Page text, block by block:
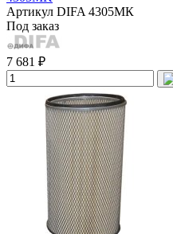
Артикул DIFA 4305МК
Под заказ
7 681 ₽